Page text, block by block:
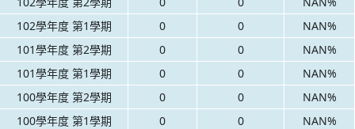
102學年度 第1學期
0 0
NAN%
101學年度 第2學期
0 0
NAN%
101學年度 第1學期
0 0
NAN%
100學年度 第2學期
0 0
NAN%
100學年度 第1學期
0 0
NAN%